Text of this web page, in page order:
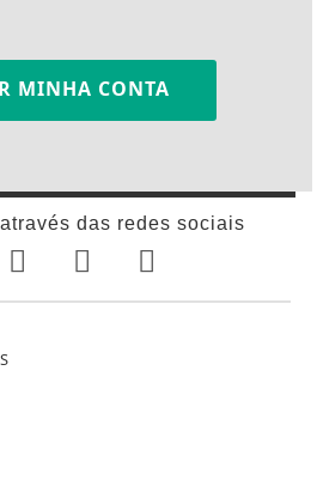
MINHA CONTA
das redes sociais